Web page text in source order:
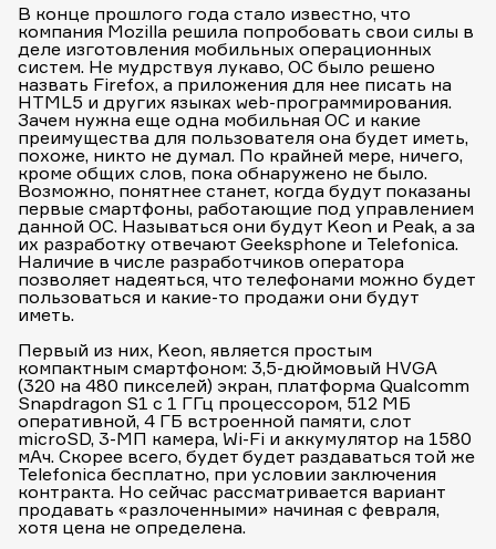
В конце прошлого года стало известно, что
компания Mozilla решила попробовать свои силы в
деле изготовления мобильных операционных
систем. Не мудрствуя лукаво, ОС было решено
назвать Firefox, а приложения для нее писать на
HTML5 и других языках web-программирования.
Зачем нужна еще одна мобильная ОС и какие
преимущества для пользователя она будет иметь,
похоже, никто не думал. По крайней мере, ничего,
кроме общих слов, пока обнаружено не было.
Возможно, понятнее станет, когда будут показаны
первые смартфоны, работающие под управлением
данной ОС. Называться они будут Keon и Peak, а за
их разработку отвечают Geeksphone и Telefonica.
Наличие в числе разработчиков оператора
позволяет надеяться, что телефонами можно будет
пользоваться и какие-то продажи они будут
иметь.
Первый из них, Keon, является простым
компактным смартфоном: 3,5-дюймовый HVGA
(320 на 480 пикселей) экран, платформа Qualcomm
Snapdragon S1 с 1 ГГц процессором, 512 МБ
оперативной, 4 ГБ встроенной памяти, слот
microSD, 3-МП камера, Wi-Fi и аккумулятор на 1580
мАч. Скорее всего, будет будет раздаваться той же
Telefonica бесплатно, при условии заключения
контракта. Но сейчас рассматривается вариант
продавать «разлоченными» начиная с февраля,
хотя цена не определена.